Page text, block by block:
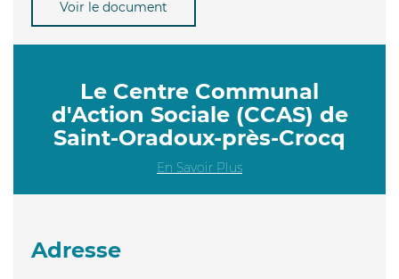
Voir le document
Le Centre Communal
d'Action Sociale (CCAS) de
Saint-Oradoux-près-Crocq
En Savoir Plus
Adresse